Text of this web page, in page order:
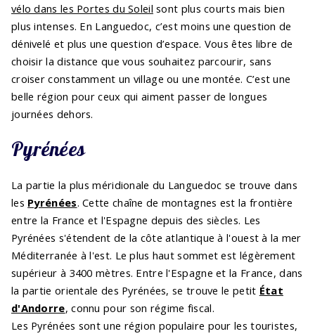
vélo dans les Portes du Soleil sont plus courts mais bien
plus intenses. En Languedoc, c’est moins une question de
dénivelé et plus une question d’espace. Vous êtes libre de
choisir la distance que vous souhaitez parcourir, sans
croiser constamment un village ou une montée. C’est une
belle région pour ceux qui aiment passer de longues
journées dehors.
Pyrénées
La partie la plus méridionale du Languedoc se trouve dans
les Pyrénées. Cette chaîne de montagnes est la frontière
entre la France et l'Espagne depuis des siècles. Les
Pyrénées s'étendent de la côte atlantique à l'ouest à la mer
Méditerranée à l'est. Le plus haut sommet est légèrement
supérieur à 3400 mètres. Entre l'Espagne et la France, dans
la partie orientale des Pyrénées, se trouve le petit État
d'Andorre, connu pour son régime fiscal.
Les Pyrénées sont une région populaire pour les touristes,